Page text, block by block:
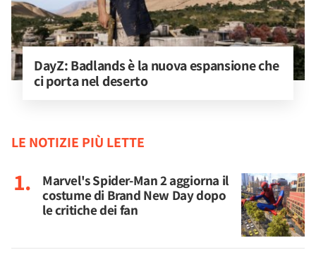
DayZ: Badlands è la nuova espansione che
ci porta nel deserto
LE NOTIZIE PIÙ LETTE
Marvel's Spider-Man 2 aggiorna il
costume di Brand New Day dopo
le critiche dei fan